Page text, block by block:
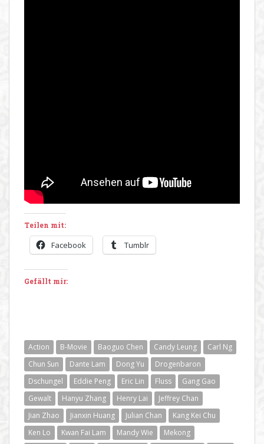
Teilen mit:
Facebook Tumblr
Gefällt mir:
Action B-Movie Baoguo Chen Candy Leung
Carl Ng
Chun Sun
Dante Lam Dong Yu
Drogenbaron
Dschungel
Eddie Peng Eric Lin Fluss
Gang Gao
Gewalt
Hanyu Zhang Henry Lai
Jeffrey Chan
Jian Zhao
Jianxin Huang Julian Chan
Kang Kei Chu
Ken Lo
Kwan Fai Lam Mandy Wie
Mekong